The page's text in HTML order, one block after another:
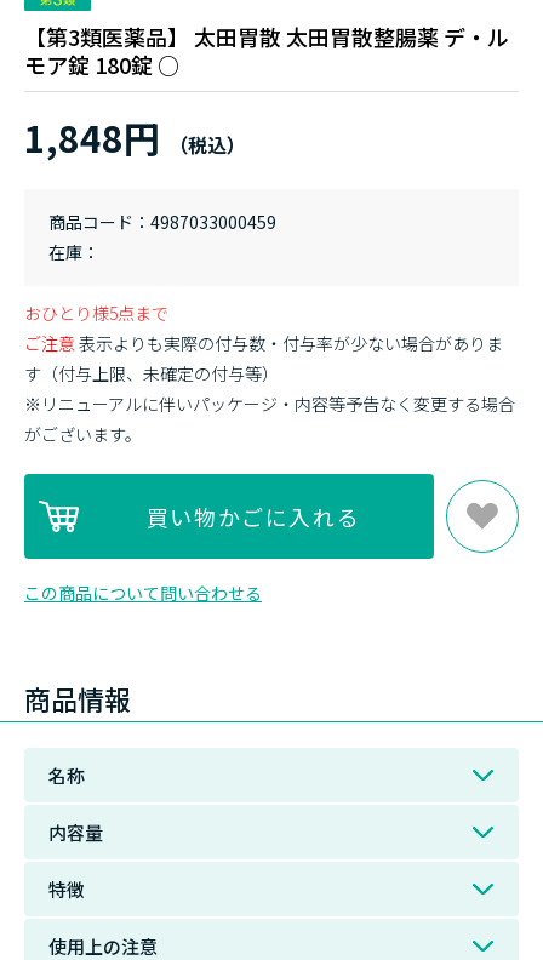
【第3類医薬品】 太田胃散 太田胃散整腸薬 デ・ル
モア錠 180錠 ○
1,848円
商品コード
4987033000459
在庫
おひとり様5点まで
ご注意 表示よりも実際の付与数・付与率が少ない場合がありま
す（付与上限、未確定の付与等）
※リニューアルに伴いパッケージ・内容等予告なく変更する場合
がございます。
この商品について問い合わせる
商品情報
名称
内容量
特徴
使用上の注意